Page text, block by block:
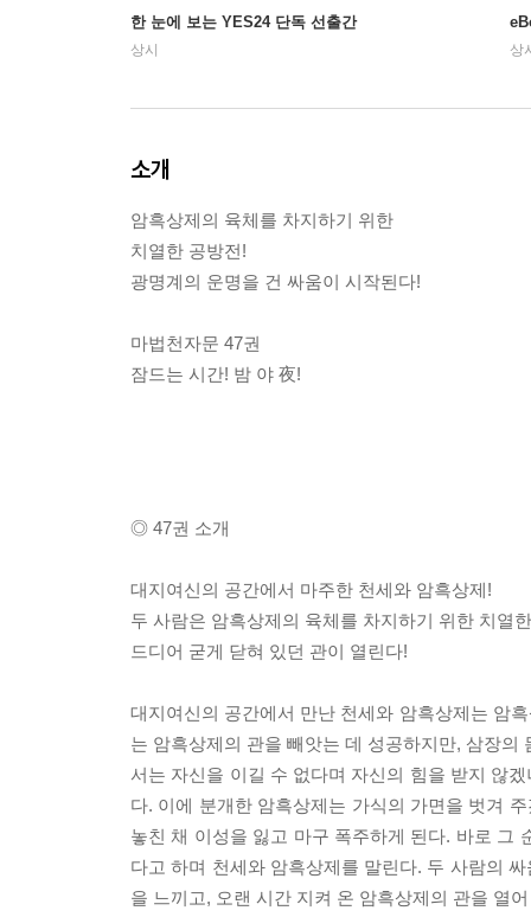
한 눈에 보는 YES24 단독 선출간
상시 상
소개
암흑상제의 육체를 차지하기 위한
치열한 공방전!
광명계의 운명을 건 싸움이 시작된다!
마법천자문 47권
잠드는 시간! 밤 야 夜!
◎ 47권 소개
대지여신의 공간에서 마주한 천세와 암흑상제!
두 사람은 암흑상제의 육체를 차지하기 위한 치열
드디어 굳게 닫혀 있던 관이 열린다!
대지여신의 공간에서 만난 천세와 암흑상제는 암
는 암흑상제의 관을 빼앗는 데 성공하지만, 삼장
서는 자신을 이길 수 없다며 자신의 힘을 받지 않
다. 이에 분개한 암흑상제는 가식의 가면을 벗겨
놓친 채 이성을 잃고 마구 폭주하게 된다. 바로 그
다고 하며 천세와 암흑상제를 말린다. 두 사람의
을 느끼고, 오랜 시간 지켜 온 암흑상제의 관을 열